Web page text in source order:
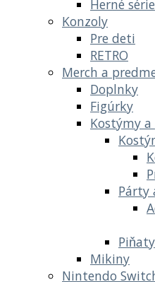
Herné série
Konzoly
Pre deti
RETRO
Merch a
Doplnky
Figúrky
Kostýmy
Párty
Piňaty
Mikiny
Nintendo